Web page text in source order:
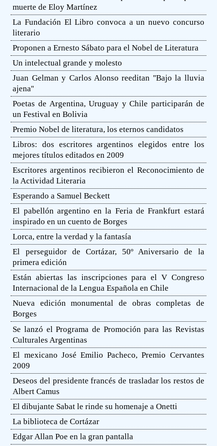
muerte de Eloy Martínez
La Fundación El Libro convoca a un nuevo concurso
literario
Proponen a Ernesto Sábato para el Nobel de Literatura
Un intelectual grande y molesto
Juan Gelman y Carlos Alonso reeditan ''Bajo la lluvia
ajena''
Poetas de Argentina, Uruguay y Chile participarán de
un Festival en Bolivia
Premio Nobel de literatura, los eternos candidatos
Libros: dos escritores argentinos elegidos entre los
mejores títulos editados en 2009
Escritores argentinos recibieron el Reconocimiento de
la Actividad Literaria
Esperando a Samuel Beckett
El pabellón argentino en la Feria de Frankfurt estará
inspirado en un cuento de Borges
Lorca, entre la verdad y la fantasía
El perseguidor de Cortázar, 50º Aniversario de la
primera edición
Están abiertas las inscripciones para el V Congreso
Internacional de la Lengua Española en Chile
Nueva edición monumental de obras completas de
Borges
Se lanzó el Programa de Promoción para las Revistas
Culturales Argentinas
El mexicano José Emilio Pacheco, Premio Cervantes
2009
Deseos del presidente francés de trasladar los restos de
Albert Camus
El dibujante Sabat le rinde su homenaje a Onetti
La biblioteca de Cortázar
Edgar Allan Poe en la gran pantalla